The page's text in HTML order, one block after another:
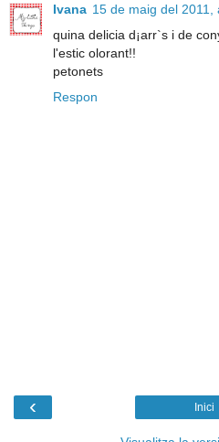
Ivana 15 de maig del 2011,
quina delicia d¡arr`s i de
l'estic olorant!!
petonets
Respon
‹ Inici